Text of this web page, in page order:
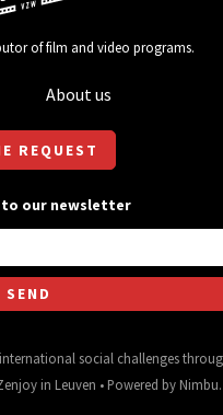
of film and video programs.
About us
REQUEST
to our newsletter
social challenges
in Leuven • Powered by Nimbu.